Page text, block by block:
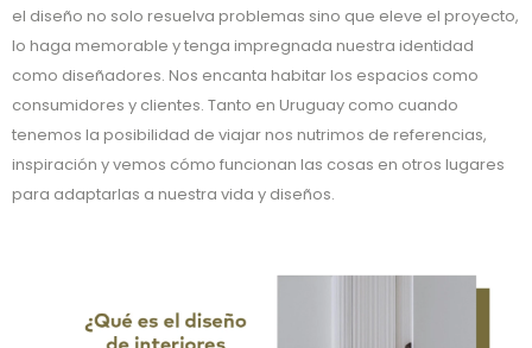
el diseño no solo resuelva problemas sino que eleve el proyecto,
lo haga memorable y tenga impregnada nuestra identidad
como diseñadores. Nos encanta habitar los espacios como
consumidores y clientes. Tanto en Uruguay como cuando
tenemos la posibilidad de viajar nos nutrimos de referencias,
inspiración y vemos cómo funcionan las cosas en otros lugares
para adaptarlas a nuestra vida y diseños.